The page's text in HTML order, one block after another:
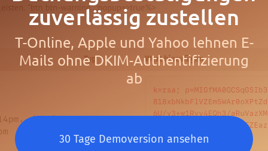
zuverlässig zustellen
T-Online, Apple und Yahoo lehnen E-
Mails ohne DKIM-Authentifizierung
ab
30 Tage Demoversion ansehen